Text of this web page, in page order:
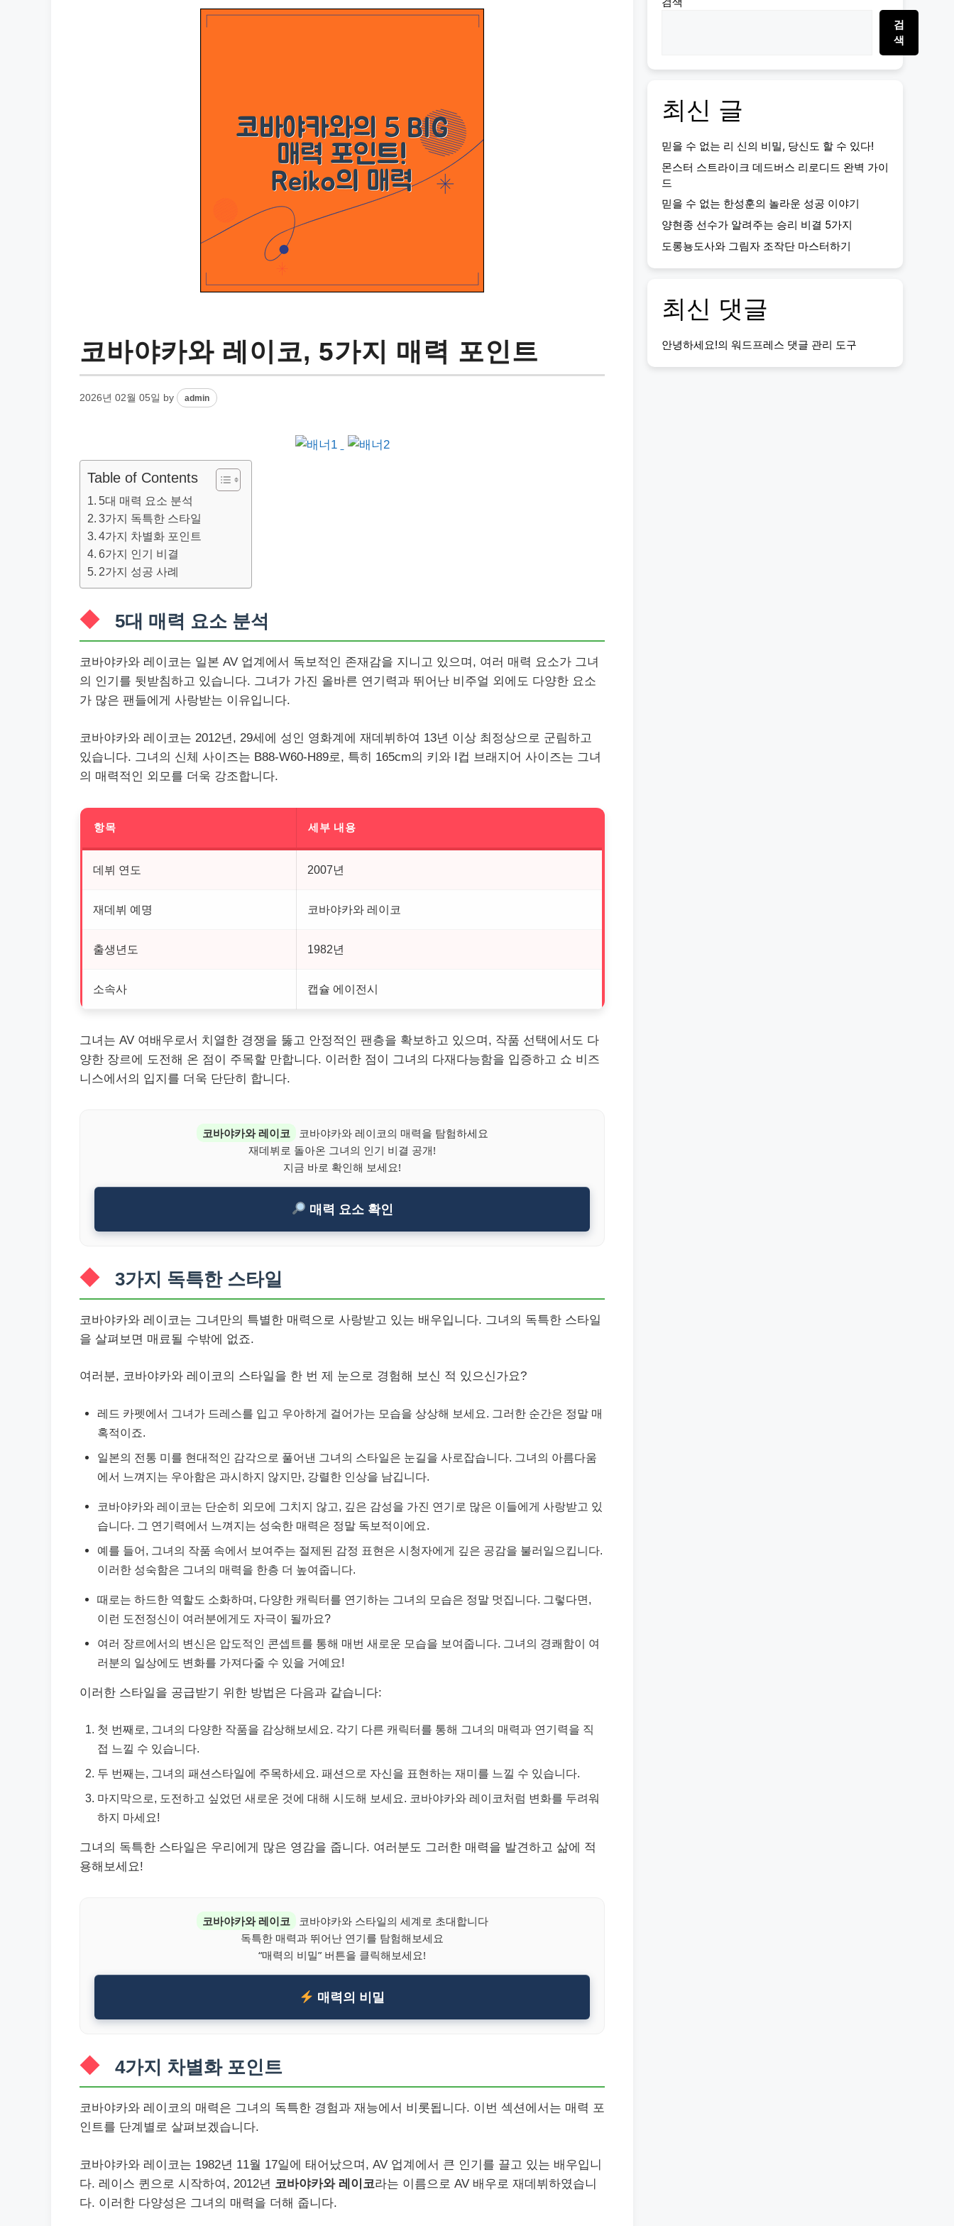
코바야카와 레이코, 5가지 매력 포인트
2026년 02월 05일 by admin
Table of Contents
5대 매력 요소 분석
3가지 독특한 스타일
4가지 차별화 포인트
6가지 인기 비결
2가지 성공 사례
5대 매력 요소 분석
코바야카와 레이코는 일본 AV 업계에서 독보적인 존재감을 지니고 있으며, 여러 매력 요소가 그녀
의 인기를 뒷받침하고 있습니다. 그녀가 가진 올바른 연기력과 뛰어난 비주얼 외에도 다양한 요소
가 많은 팬들에게 사랑받는 이유입니다.
코바야카와 레이코는 2012년, 29세에 성인 영화계에 재데뷔하여 13년 이상 최정상으로 군림하고
있습니다. 그녀의 신체 사이즈는 B88-W60-H89로, 특히 165cm의 키와 I컵 브래지어 사이즈는 그녀
의 매력적인 외모를 더욱 강조합니다.
항목 세부 내용
데뷔 연도 2007년
재데뷔 예명 코바야카와 레이코
출생년도 1982년
소속사 캡슐 에이전시
그녀는 AV 여배우로서 치열한 경쟁을 뚫고 안정적인 팬층을 확보하고 있으며, 작품 선택에서도 다
양한 장르에 도전해 온 점이 주목할 만합니다. 이러한 점이 그녀의 다재다능함을 입증하고 쇼 비즈
니스에서의 입지를 더욱 단단히 합니다.
코바야카와 레이코
코바야카와 레이코의 매력을 탐험하세요
재데뷔로 돌아온 그녀의 인기 비결 공개!
지금 바로 확인해 보세요!
매력 요소 확인
3가지 독특한 스타일
코바야카와 레이코는 그녀만의 특별한 매력으로 사랑받고 있는 배우입니다. 그녀의 독특한 스타일
을 살펴보면 매료될 수밖에 없죠.
여러분, 코바야카와 레이코의 스타일을 한 번 제 눈으로 경험해 보신 적 있으신가요?
레드 카펫에서 그녀가 드레스를 입고 우아하게 걸어가는 모습을 상상해 보세요. 그러한 순간은 정말 매
혹적이죠.
일본의 전통 미를 현대적인 감각으로 풀어낸 그녀의 스타일은 눈길을 사로잡습니다. 그녀의 아름다움
에서 느껴지는 우아함은 과시하지 않지만, 강렬한 인상을 남깁니다.
코바야카와 레이코는 단순히 외모에 그치지 않고, 깊은 감성을 가진 연기로 많은 이들에게 사랑받고 있
습니다. 그 연기력에서 느껴지는 성숙한 매력은 정말 독보적이에요.
예를 들어, 그녀의 작품 속에서 보여주는 절제된 감정 표현은 시청자에게 깊은 공감을 불러일으킵니다.
이러한 성숙함은 그녀의 매력을 한층 더 높여줍니다.
때로는 하드한 역할도 소화하며, 다양한 캐릭터를 연기하는 그녀의 모습은 정말 멋집니다. 그렇다면,
이런 도전정신이 여러분에게도 자극이 될까요?
여러 장르에서의 변신은 압도적인 콘셉트를 통해 매번 새로운 모습을 보여줍니다. 그녀의 경쾌함이 여
러분의 일상에도 변화를 가져다줄 수 있을 거예요!
이러한 스타일을 공급받기 위한 방법은 다음과 같습니다:
첫 번째로, 그녀의 다양한 작품을 감상해보세요. 각기 다른 캐릭터를 통해 그녀의 매력과 연기력을 직
접 느낄 수 있습니다.
두 번째는, 그녀의 패션스타일에 주목하세요. 패션으로 자신을 표현하는 재미를 느낄 수 있습니다.
마지막으로, 도전하고 싶었던 새로운 것에 대해 시도해 보세요. 코바야카와 레이코처럼 변화를 두려워
하지 마세요!
그녀의 독특한 스타일은 우리에게 많은 영감을 줍니다. 여러분도 그러한 매력을 발견하고 삶에 적
용해보세요!
코바야카와 레이코
코바야카와 스타일의 세계로 초대합니다
독특한 매력과 뛰어난 연기를 탐험해보세요
“매력의 비밀” 버튼을 클릭해보세요!
매력의 비밀
4가지 차별화 포인트
코바야카와 레이코의 매력은 그녀의 독특한 경험과 재능에서 비롯됩니다. 이번 섹션에서는 매력 포
인트를 단계별로 살펴보겠습니다.
코바야카와 레이코는 1982년 11월 17일에 태어났으며, AV 업계에서 큰 인기를 끌고 있는 배우입니
다. 레이스 퀸으로 시작하여, 2012년 코바야카와 레이코라는 이름으로 AV 배우로 재데뷔하였습니
다. 이러한 다양성은 그녀의 매력을 더해 줍니다.
검
색
최신 글
믿을 수 없는 리 신의 비밀, 당신도 할 수 있다!
몬스터 스트라이크 데드버스 리로디드 완벽 가이
드
믿을 수 없는 한성훈의 놀라운 성공 이야기
양현종 선수가 알려주는 승리 비결 5가지
도롱뇽도사와 그림자 조작단 마스터하기
최신 댓글
안녕하세요!의 워드프레스 댓글 관리 도구